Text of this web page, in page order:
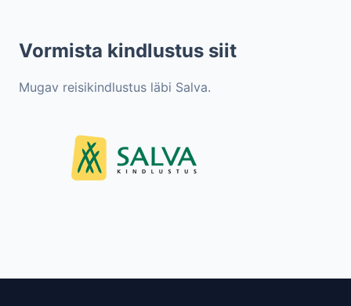
Vormista kindlustus siit
Mugav reisikindlustus läbi Salva.